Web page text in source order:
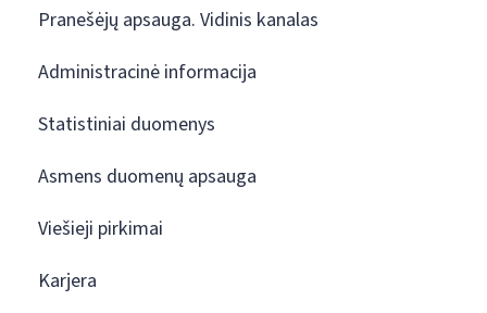
Pranešėjų apsauga. Vidinis kanalas
Administracinė informacija
Statistiniai duomenys
Asmens duomenų apsauga
Viešieji pirkimai
Karjera